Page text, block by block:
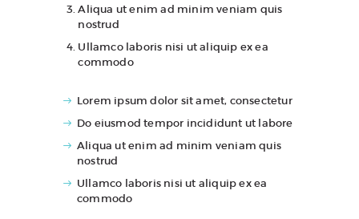
Aliqua ut enim ad minim veniam quis
nostrud
Ullamco laboris nisi ut aliquip ex ea
commodo
Lorem ipsum dolor sit amet, consectetur
Do eiusmod tempor incididunt ut labore
Aliqua ut enim ad minim veniam quis
nostrud
Ullamco laboris nisi ut aliquip ex ea
commodo